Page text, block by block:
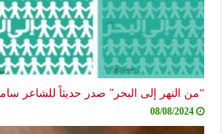
“من النهر إلى البحر” صدر حديثاً للشاعر
08/08/2024